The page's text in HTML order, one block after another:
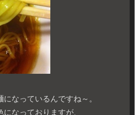
なっているんですね～。
なっておりますが、